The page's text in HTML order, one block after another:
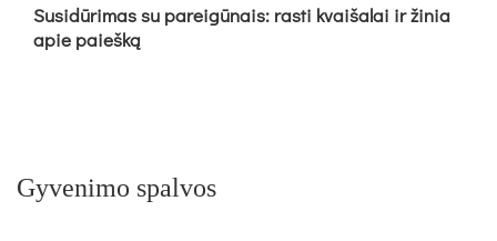
Su­si­dū­ri­mas su pa­rei­gū­nais: ras­ti kvai­ša­lai ir ži­nia
apie paieš­ką
Gyvenimo spalvos